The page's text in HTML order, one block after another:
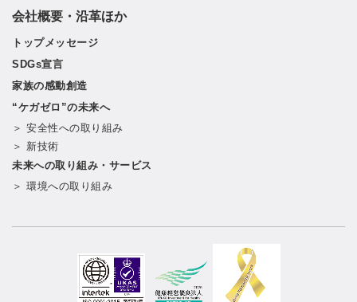
会社概要・沿革ほか
トップメッセージ
SDGs宣言
家族の感動創造
“ケガゼロ”の未来へ
＞ 安全性への取り組み
＞ 新技術
未来への取り組み・サービス
＞ 環境への取り組み